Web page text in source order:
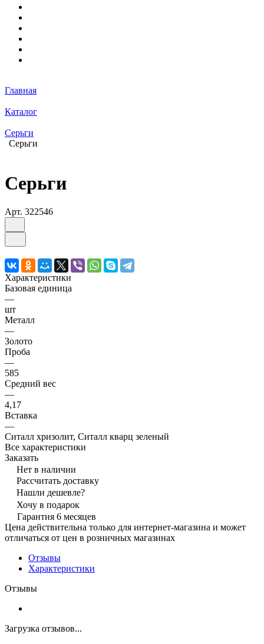
Главная
Каталог
Серьги
Серьги
Серьги
Арт. 322546
Характеристики
Базовая единица
—
шт
Металл
—
Золото
Проба
—
585
Средний вес
—
4,17
Вставка
—
Ситалл хризолит, Ситалл кварц зеленый
Все характеристики
Заказать
Нет в наличии
Рассчитать доставку
Нашли дешевле?
Хочу в подарок
Гарантия 6 месяцев
Цена действительна только для интернет-магазина и может
отличаться от цен в розничных магазинах
Отзывы
Характеристики
Отзывы
Загрузка отзывов...